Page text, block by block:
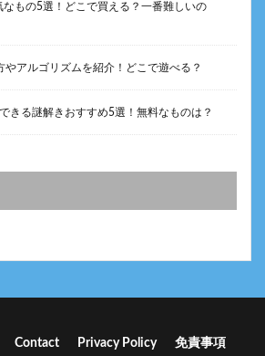
なもの5選！どこで買える？一番難しいの
やアルゴリズムを紹介！どこで遊べる？
きる謎解きおすすめ5選！無料なものは？
Contact Privacy Policy 免責事項